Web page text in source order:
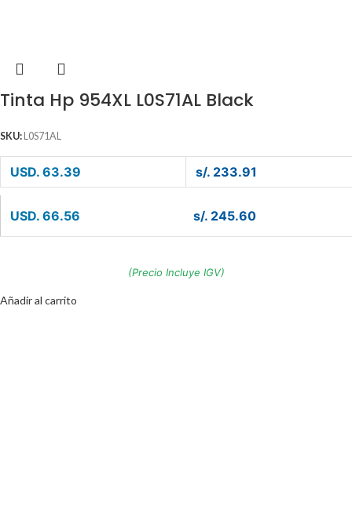
Tinta Hp 954XL L0S71AL Black
SKU:L0S71AL
USD. 63.39 s/. 233.91
USD. 66.56 s/. 245.60
(Precio Incluye IGV)
Añadir al carrito